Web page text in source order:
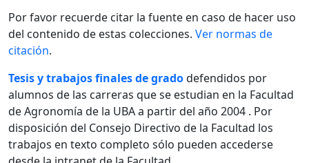
Por favor recuerde citar la fuente en caso de hacer uso
del contenido de estas colecciones. Ver normas de
citación.
Tesis y trabajos finales de gradodefendidos por
alumnos de las carreras que se estudian en la Facultad
de Agronomía de la UBA a partir del año 2004 . Por
disposición del Consejo Directivo de la Facultad los
trabajos en texto completo sólo pueden accederse